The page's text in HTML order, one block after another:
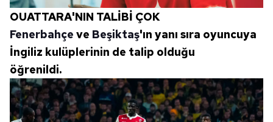
OUATTARA'NIN TALİBİ ÇOK
Fenerbahçe ve Beşiktaş'ın yanı sıra oyuncuya
İngiliz kulüplerinin de talip olduğu
öğrenildi.